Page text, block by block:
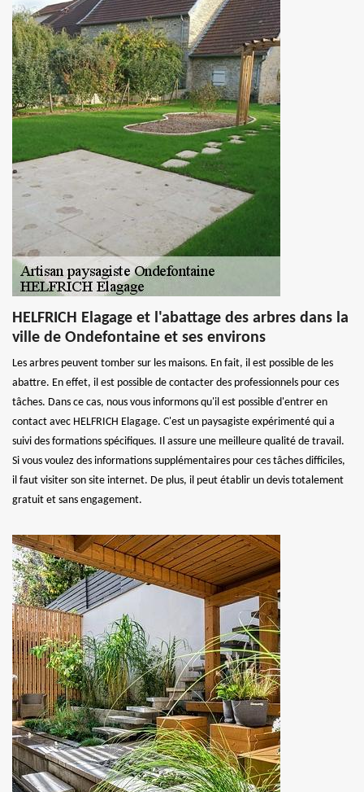
HELFRICH Elagage et l'abattage des arbres dans la
ville de Ondefontaine et ses environs
Les arbres peuvent tomber sur les maisons. En fait, il est possible de les
abattre. En effet, il est possible de contacter des professionnels pour ces
tâches. Dans ce cas, nous vous informons qu'il est possible d'entrer en
contact avec HELFRICH Elagage. C'est un paysagiste expérimenté qui a
suivi des formations spécifiques. Il assure une meilleure qualité de travail.
Si vous voulez des informations supplémentaires pour ces tâches difficiles,
il faut visiter son site internet. De plus, il peut établir un devis totalement
gratuit et sans engagement.